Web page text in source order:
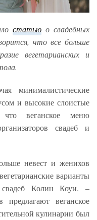
статью о свадебных
что все больше
вегетарианских и
минималистические
и высокие слоистые
что веганское меню
свадеб и
невест и женихов
варианты
Колин Коуи. –
веганское
кулинарии был